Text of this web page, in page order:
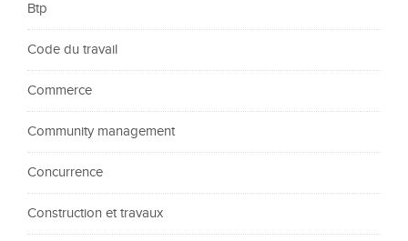
Btp
Code du travail
Commerce
Community management
Concurrence
Construction et travaux